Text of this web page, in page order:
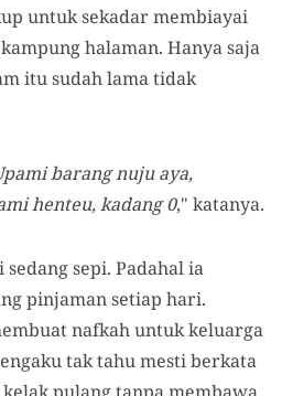
untuk sekadar membiayai
halaman. Hanya saja
itu sudah lama tidak
barang nuju aya,
henteu, kadang 0," katanya.
sepi. Padahal ia
pinjaman setiap hari.
nafkah untuk keluarga
tak tahu mesti berkata